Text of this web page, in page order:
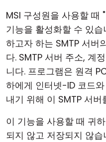
MSI 구성원을 사용할 때
기능을 활성화할 수 있
하고자 하는 SMTP 서버
다. SMTP 서버 주소, 계
니다. 프로그램은 원격
하에게 인터넷-ID 코드
내기 위해 이 SMTP 서
이 기능을 사용할 때 귀
되지 않고 저장되지 않습